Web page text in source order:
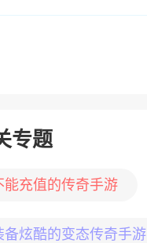
专题
能充值的传奇手游
备炫酷的变态传奇手游